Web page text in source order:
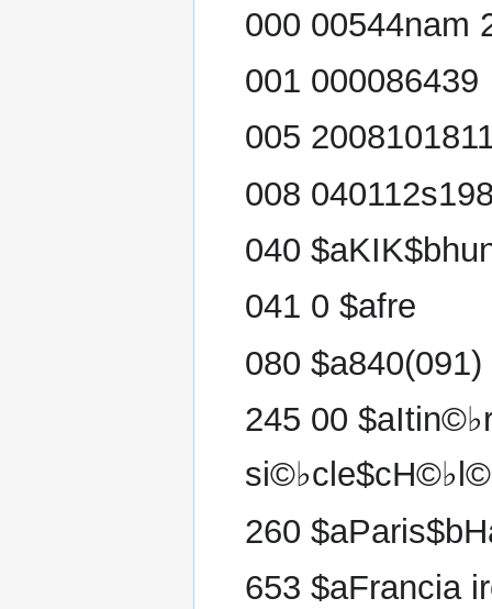
000 00544nam
001 000086439
005
008
040
041 0 $afre
080 $a840(091)
245 00
260
653 $aFrancia